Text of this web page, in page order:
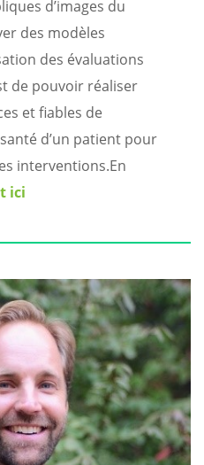
d’images du
des modèles
des évaluations
de pouvoir réaliser
et fiables de
d’un patient pour
interventions.En
ici